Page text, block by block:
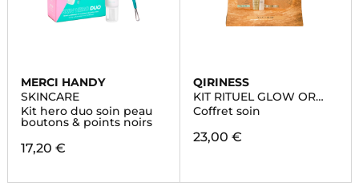
MERCI HANDY
SKINCARE
Kit hero duo soin peau
boutons & points noirs
17,20 €
QIRINESS
KIT RITUEL GLOW OR
24K
Coffret soin
23,00 €